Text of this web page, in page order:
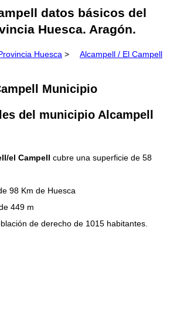
datos básicos del
Huesca. Aragón.
Huesca > Alcampell / El Campell
Municipio
del municipio Alcampell
el Campell cubre una superficie de 58
98 Km de Huesca
449 m
de derecho de 1015 habitantes.